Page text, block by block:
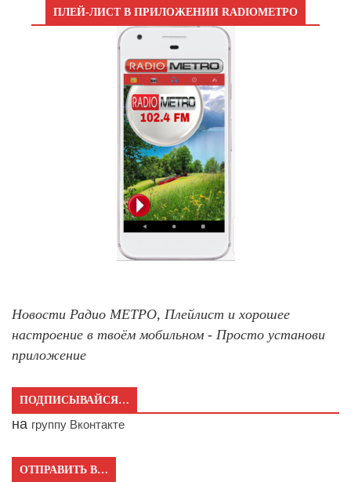
ПЛЕЙ-ЛИСТ В ПРИЛОЖЕНИИ RADIOМЕТРО
Новости Радио МЕТРО, Плейлист и хорошее
настроение в твоём мобильном - Просто установи
приложение
ПОДПИСЫВАЙСЯ…
на группу Вконтакте
ОТПРАВИТЬ В…